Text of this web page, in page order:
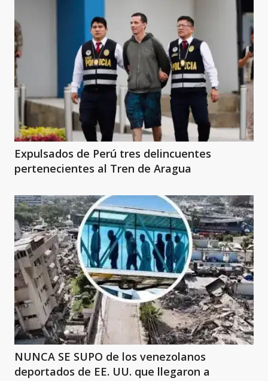
Expulsados de Perú tres delincuentes
pertenecientes al Tren de Aragua
NUNCA SE SUPO de los venezolanos
deportados de EE. UU. que llegaron a